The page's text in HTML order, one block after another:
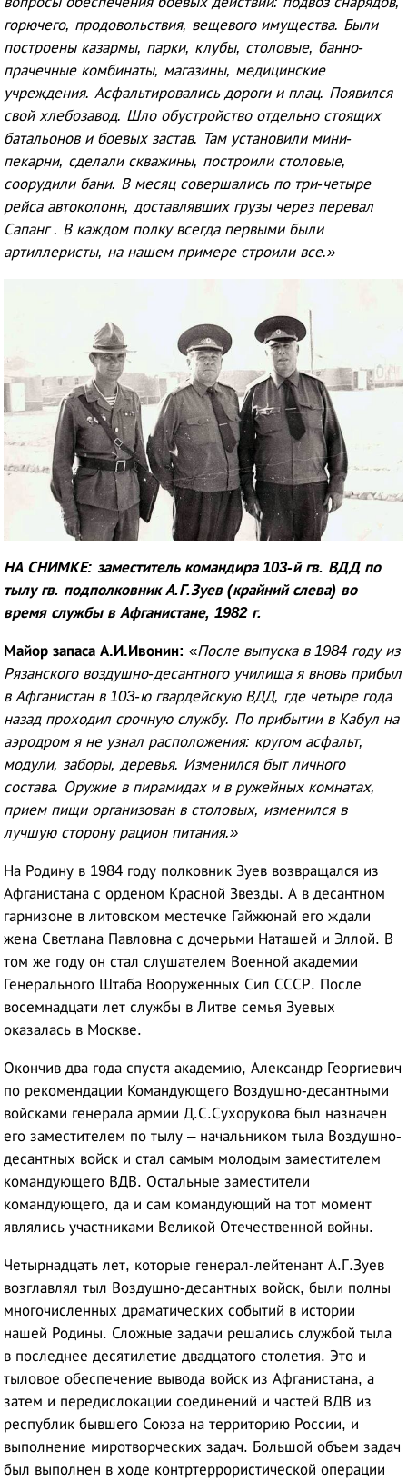
горючего, продовольствия, вещевого имущества. Были
построены казармы, парки, клубы, столовые, банно-
прачечные комбинаты, магазины, медицинские
учреждения. Асфальтировались дороги и плац. Появился
свой хлебозавод. Шло обустройство отдельно стоящих
батальонов и боевых застав. Там установили мини-
пекарни, сделали скважины, построили столовые,
соорудили бани. В месяц совершались по три-четыре
рейса автоколонн, доставлявших грузы через перевал
Сапанг . В каждом полку всегда первыми были
артиллеристы, на нашем примере строили все.»
НА СНИМКЕ: заместитель командира 103-й гв. ВДД по
тылу гв. подполковник А.Г.Зуев (крайний слева) во
время службы в Афганистане, 1982 г.
Майор запаса А.И.Ивонин: «После выпуска в 1984 году из
Рязанского воздушно-десантного училища я вновь прибыл
в Афганистан в 103-ю гвардейскую ВДД, где четыре года
назад проходил срочную службу. По прибытии в Кабул на
аэродром я не узнал расположения: кругом асфальт,
модули, заборы, деревья. Изменился быт личного
состава. Оружие в пирамидах и в ружейных комнатах,
прием пищи организован в столовых, изменился в
лучшую сторону рацион питания.»
На Родину в 1984 году полковник Зуев возвращался из
Афганистана с орденом Красной Звезды. А в десантном
гарнизоне в литовском местечке Гайжюнай его ждали
жена Светлана Павловна с дочерьми Наташей и Эллой. В
том же году он стал слушателем Военной академии
Генерального Штаба Вооруженных Сил СССР. После
восемнадцати лет службы в Литве семья Зуевых
оказалась в Москве.
Окончив два года спустя академию, Александр Георгиевич
по рекомендации Командующего Воздушно-десантными
войсками генерала армии Д.С.Сухорукова был назначен
его заместителем по тылу – начальником тыла Воздушно-
десантных войск и стал самым молодым заместителем
командующего ВДВ. Остальные заместители
командующего, да и сам командующий на тот момент
являлись участниками Великой Отечественной войны.
Четырнадцать лет, которые генерал-лейтенант А.Г.Зуев
возглавлял тыл Воздушно-десантных войск, были полны
многочисленных драматических событий в истории
нашей Родины. Сложные задачи решались службой тыла
в последнее десятилетие двадцатого столетия. Это и
тыловое обеспечение вывода войск из Афганистана, а
затем и передислокации соединений и частей ВДВ из
республик бывшего Союза на территорию России, и
выполнение миротворческих задач. Большой объем задач
был выполнен в ходе контртеррористической операции